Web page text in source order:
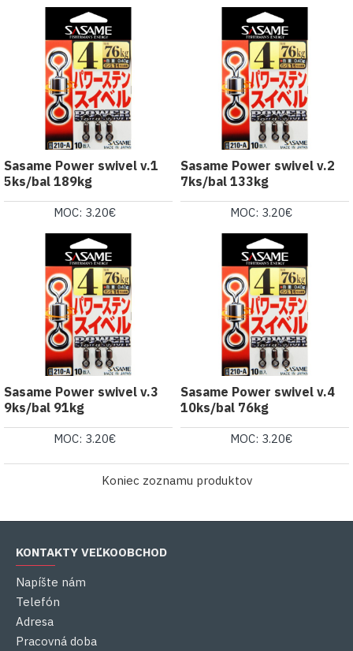
Sasame Power swivel v.1
5ks/bal 189kg
MOC: 3.20€
Sasame Power swivel v.2
7ks/bal 133kg
MOC: 3.20€
Sasame Power swivel v.3
9ks/bal 91kg
MOC: 3.20€
Sasame Power swivel v.4
10ks/bal 76kg
MOC: 3.20€
Koniec zoznamu produktov
KONTAKTY VEĽKOOBCHOD
Napíšte nám
Telefón
Adresa
Pracovná doba